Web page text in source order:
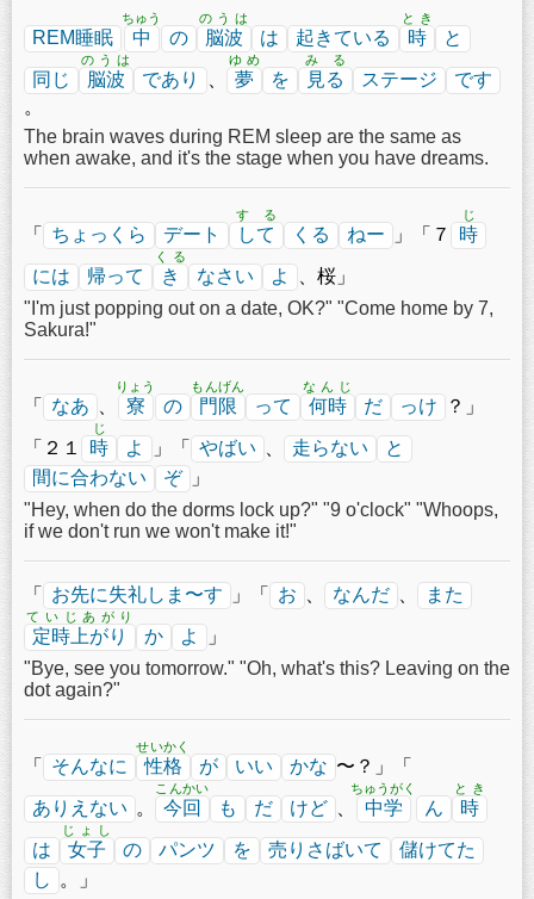
REM睡眠 中
ちゅう
の 脳波
のうは
は 起きている 時
とき
と
同じ 脳波
のうは
であり 夢
ゆめ
を 見る
みる
ステージ
です
。
The brain waves during REM sleep are the same as
when awake, and it's the stage when you have dreams.
「 ちょっくら デート して
する
くる ねー 」「７ 時
じ
には 帰って き
くる
なさい よ
、桜」
"I'm just popping out on a date, OK?" "Come home by 7,
Sakura!"
「 なあ 寮
りょう
の 門限
もんげん
って 何時
なんじ
だ っけ ？」
「２１ 時
じ
よ 」「 やばい 走らない
と
間に合わない
ぞ
」
"Hey, when do the dorms lock up?" "9 o'clock" "Whoops,
if we don't run we won't make it!"
「 お先に失礼しま〜す 」「 お なんだ また
定時上がり
ていじあがり
か よ
」
"Bye, see you tomorrow." "Oh, what's this? Leaving on the
dot again?"
「 そんなに 性格
せいかく
が いい かな 〜？」「
ありえない 。 今回
こんかい
も だ けど 中学
ちゅうがく
ん 時
とき
は 女子
じょし
の パンツ を 売りさばいて
儲けてた
し
。」